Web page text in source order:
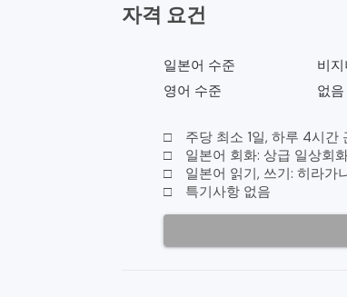
자격 요건
일본어 수준
비
영어 수준
없음
□ 주당 최소 1일, 하루 4시간
□ 일본어 회화: 상급 일상회
□ 일본어 읽기, 쓰기: 히라가
□ 특기사항 없음